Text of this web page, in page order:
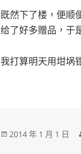
既然下了楼，便顺
给了好多赠品，于
我打算明天用坩埚
發
2014 年 1 月 1 日